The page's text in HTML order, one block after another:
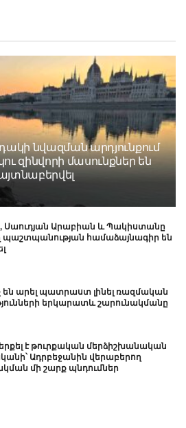
նվազման արդյունքում
զինվորի մասունքներ են
Սաուդյան Արաբիան և Պակիստանը
համաձայնագիր են
են արել պատրաստ լինել ռազմական
երկարատև շարունակմանը
է թուրքական մերձիշխանական
Ադրբեջանին վերաբերող
մի շարք պնդումներ